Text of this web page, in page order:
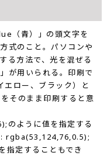
（青）」の頭文字を
式のこと。パソコンや
る方法で、光を混ぜる
が用いられる。印刷で
エロー、ブラック）と
そのまま印刷すると意
ように値を指定する
rgba(53,124,76,0.5);
指定することもでき